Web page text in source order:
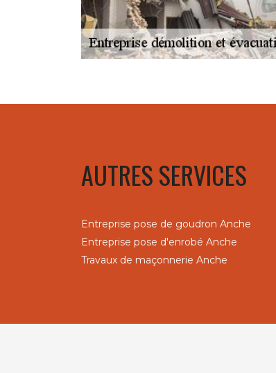
AUTRES SERVICES
Entreprise pose de goudron Anche
Entreprise pose d'enrobé Anche
Travaux de maçonnerie Anche